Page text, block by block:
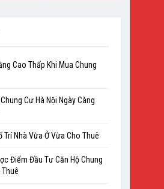
Cao Thấp Khi Mua Chung
Cư Hà Nội Ngày Càng
Trí Nhà Vừa Ở Vừa Cho Thuê
Điểm Đầu Tư Căn Hộ Chung